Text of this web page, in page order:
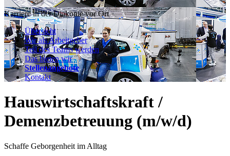
Karriere in der Diakonie vor Ort
Übersicht
Wir als Arbeitgeber
Teil des Teams werden
Das bieten wir
Stellenangebote
Kontakt
Hauswirtschaftskraft /
Demenzbetreuung (m/w/d)
Schaffe Geborgenheit im Alltag